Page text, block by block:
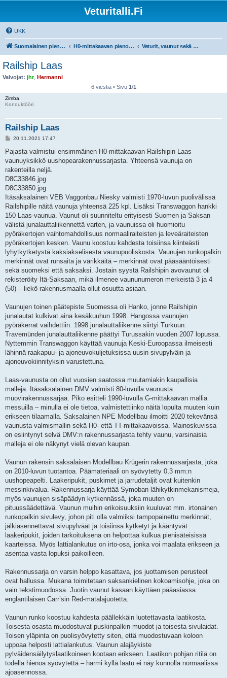
Veturitalli.Fi
UKK
Suomalainen pienoisrautatiefoorumi H0-mittakaavan pienoisrautatiet Veturit, vaunut sekä muu liikkuva kalusto
Railship Laas
Valvojat: jhr, Hermanni
6 viestiä • Sivu 1/1
Zimba
Konduktööri
Railship Laas
V
e
s
t
i
20.11.2021 17:47
Pajasta valmistui ensimmäinen H0-mittakaavan Railshipin Laas-
vaunuyksikkö uushopearakennussarjasta. Yhteensä vaunuja on
rakenteilla neljä.
D8C33846.jpg
D8C33850.jpg
Itäsaksalainen VEB Vaggonbau Niesky valmisti 1970-luvun puolivälissä
Railshipille näitä vaunuja yhteensä 225 kpl. Lisäksi Transwaggon hankki
150 Laas-vaunua. Vaunut oli suunniteltu erityisesti Suomen ja Saksan
välistä junalauttaliikennettä varten, ja vaunuissa oli huomioitu
pyöräkertojen vaihtomahdollisuus normaaliraiteisten ja leveäraiteisten
pyöräkertojen kesken. Vaunu koostuu kahdesta toisiinsa kiinteästi
lyhytkytketystä kaksiakselisesta vaunupuoliskosta. Vaunujen runkopalkin
merkinnät ovat runsaita ja värikkäitä – merkinnät ovat pääsääntöisesti
sekä suomeksi että saksaksi. Jostain syystä Railshipin avovaunut oli
rekisteröity Itä-Saksaan, mikä ilmenee vaununumeron merkeistä 3 ja 4
(50) – liekö rakennusmaalla ollut osuutta asiaan.
Vaunujen toinen päätepiste Suomessa oli Hanko, jonne Railshipin
junalautat kulkivat aina kesäkuuhun 1998. Hangossa vaunujen
pyöräkerrat vaihdettiin. 1998 junalauttaliikenne siirtyi Turkuun.
Travemünden junalauttaliikenne päättyi Turussakin vuoden 2007 lopussa.
Nyttemmin Transwaggon käyttää vaunuja Keski-Euroopassa ilmeisesti
lähinnä raakapuu- ja ajoneuvokuljetuksissa uusin sivupylväin ja
ajoneuvokiinnityksin varustettuna.
Laas-vaunusta on ollut vuosien saatossa muutamiakin kaupallisia
malleja. Itäsaksalainen DMV valmisti 80-luvulla vaunusta
muovirakennussarjaa. Piko esitteli 1990-luvulla G-mittakaavan mallia
messuilla – minulla ei ole tietoa, valmistettiinko näitä lopulta muuten kuin
erikseen tilaamalla. Saksalainen NPE Modellbau ilmoitti 2020 tekevänsä
vaunusta valmismallin sekä H0- että TT-mittakaavoissa. Mainoskuvissa
on esiintynyt selvä DMV:n rakennussarjasta tehty vaunu, varsinaisia
malleja ei ole näkynyt vielä olevan kaupan.
Vaunun rakensin saksalaisen Modellbau Krügerin rakennussarjasta, joka
on 2010-luvun tuotantoa. Päämateriaali on syövytetty 0,3 mm:n
uushopeapelti. Laakeripukit, puskimet ja jarrudetaljit ovat kuitenkin
messinkivalua. Rakennussarja käyttää Symoban lähikytkinmekanismeja,
myös vaunujen sisäpäädyn kytkennässä, joka muuten on
pituussäädettävä. Vaunun muihin erikoisuuksiin kuuluvat mm. irtonainen
runkopalkin sivulevy, johon piti olla valmiiksi tampopainettu merkinnät,
jälkiasennettavat sivupylväät ja toisiinsa kytketyt ja kääntyvät
laakeripukit, joiden tarkoituksena on helpottaa kulkua pienisäteisissä
kaarteissa. Myös lattialankutus on irto-osa, jonka voi maalata erikseen ja
asentaa vasta lopuksi paikoilleen.
Rakennussarja on varsin helppo kasattava, jos juottamisen perusteet
ovat hallussa. Mukana toimitetaan saksankielinen kokoamisohje, joka on
vain tekstimuodossa. Juotin vaunut kasaan käyttäen pääasiassa
englantilaisen Carr’sin Red-matalajuotetta.
Vaunun runko koostuu kahdesta päällekkäin luotettavasta laatikosta.
Toisesta osasta muodostuvat puskinpalkin muodot ja toisesta sivulaidat.
Toisen yläpinta on puolisyövytetty siten, että muodostuvaan koloon
uppoaa helposti lattialankutus. Vaunun alajäykiste
pylväidensäilytyslaatikoineen kootaan erikseen. Laatikon pohjan ritilä on
todella hienoa syövytettä – harmi kyllä laatu ei näy kunnolla normaalissa
ajoasennossa.